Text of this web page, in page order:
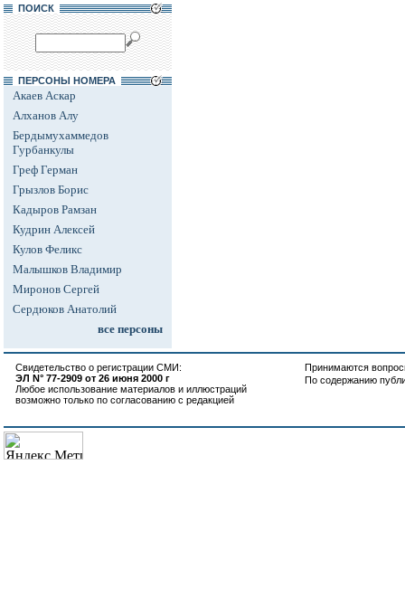
ПОИСК
ПЕРСОНЫ НОМЕРА
Акаев Аскар
Алханов Алу
Бердымухаммедов
Гурбанкулы
Греф Герман
Грызлов Борис
Кадыров Рамзан
Кудрин Алексей
Кулов Феликс
Малышков Владимир
Миронов Сергей
Сердюков Анатолий
все персоны
Свидетельство о регистрации СМИ:
ЭЛ N° 77-2909 от 26 июня 2000 г
Любое использование материалов и иллюстраций
возможно только по согласованию с редакцией
Принимаются
По содержанию